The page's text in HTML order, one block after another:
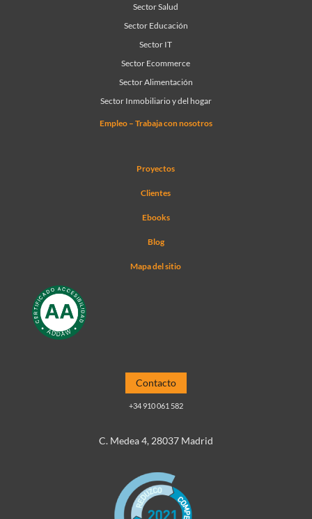
Sector Salud
Sector Educación
Sector IT
Sector Ecommerce
Sector Alimentación
Sector Inmobiliario y del hogar
Empleo – Trabaja con nosotros
Proyectos
Clientes
Ebooks
Blog
Mapa del sitio
Contacto
+34 910 061 582
C. Medea 4, 28037 Madrid